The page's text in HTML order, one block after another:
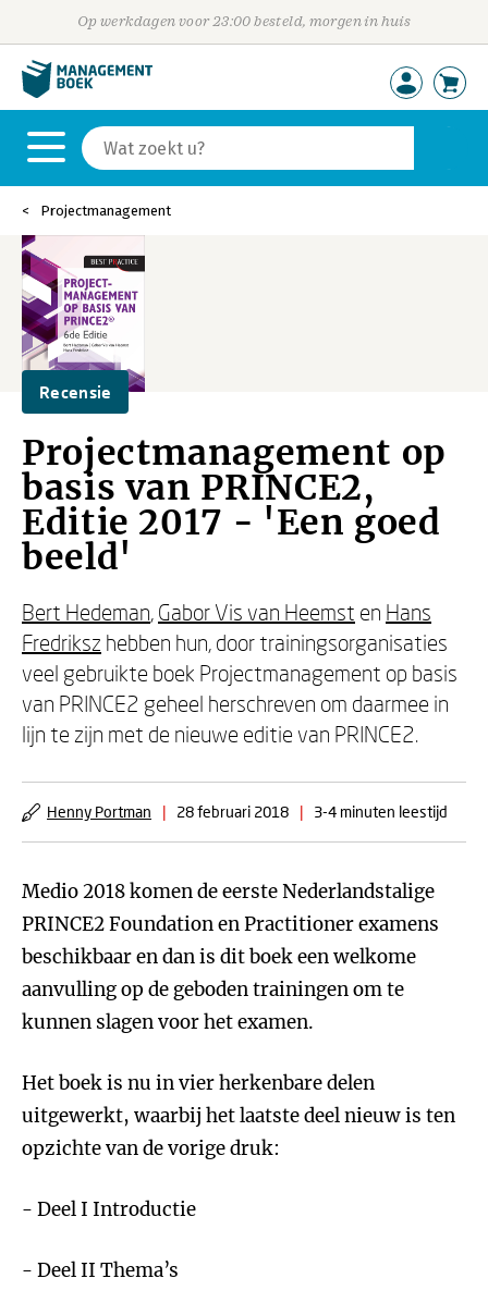
Op werkdagen voor 23:00 besteld, morgen in huis
Projectmanagement
Recensie
Projectmanagement op
basis van PRINCE2,
Editie 2017 - 'Een goed
beeld'
Bert Hedeman, Gabor Vis van Heemst en Hans
Fredriksz hebben hun, door trainingsorganisaties
veel gebruikte boek Projectmanagement op basis
van PRINCE2 geheel herschreven om daarmee in
lijn te zijn met de nieuwe editie van PRINCE2.
Henny Portman | 28 februari 2018 | 3-4 minuten leestijd
Medio 2018 komen de eerste Nederlandstalige
PRINCE2 Foundation en Practitioner examens
beschikbaar en dan is dit boek een welkome
aanvulling op de geboden trainingen om te
kunnen slagen voor het examen.
Het boek is nu in vier herkenbare delen
uitgewerkt, waarbij het laatste deel nieuw is ten
opzichte van de vorige druk:
- Deel I Introductie
- Deel II Thema’s